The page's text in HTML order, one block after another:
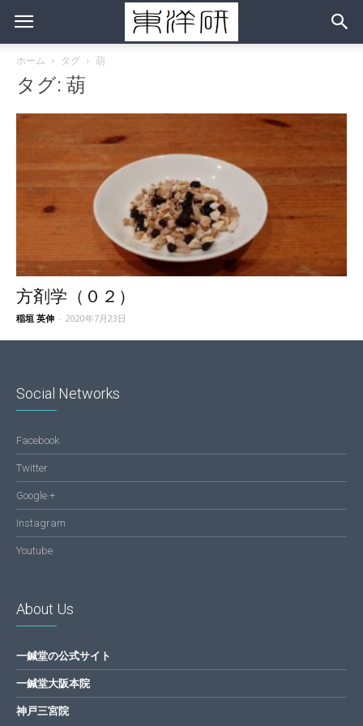
ホーム タグ 葫
タグ: 葫
方剤学（０２）
稲垣 英伸 - 2020年7月23日
Social Networks
Facebook
Twitter
Google +
Instagram
Youtube
About Us
一鍼堂の公式サイト
一鍼堂大阪本院
神戸三宮院